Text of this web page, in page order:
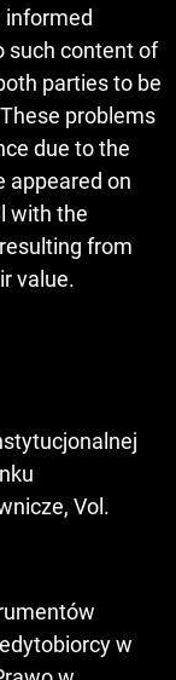
informed
such content of
parties to be
problems
due to the
appeared on
with the
from
value.
Vol.
w